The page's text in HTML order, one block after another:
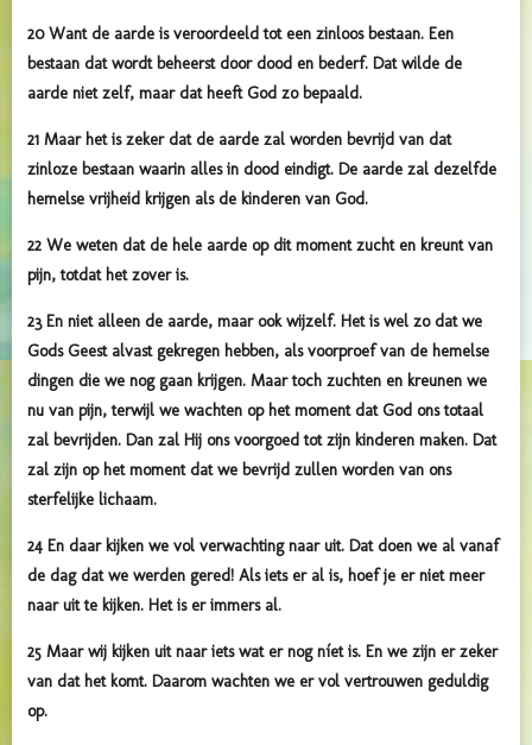
20 Want de aarde is veroordeeld tot een zinloos bestaan. Een
bestaan dat wordt beheerst door dood en bederf. Dat wilde de
aarde niet zelf, maar dat heeft God zo bepaald.
21 Maar het is zeker dat de aarde zal worden bevrijd van dat
zinloze bestaan waarin alles in dood eindigt. De aarde zal dezelfde
hemelse vrijheid krijgen als de kinderen van God.
22 We weten dat de hele aarde op dit moment zucht en kreunt van
pijn, totdat het zover is.
23 En niet alleen de aarde, maar ook wijzelf. Het is wel zo dat we
Gods Geest alvast gekregen hebben, als voorproef van de hemelse
dingen die we nog gaan krijgen. Maar toch zuchten en kreunen we
nu van pijn, terwijl we wachten op het moment dat God ons totaal
zal bevrijden. Dan zal Hij ons voorgoed tot zijn kinderen maken. Dat
zal zijn op het moment dat we bevrijd zullen worden van ons
sterfelijke lichaam.
24 En daar kijken we vol verwachting naar uit. Dat doen we al vanaf
de dag dat we werden gered! Als iets er al is, hoef je er niet meer
naar uit te kijken. Het is er immers al.
25 Maar wij kijken uit naar iets wat er nog níet is. En we zijn er zeker
van dat het komt. Daarom wachten we er vol vertrouwen geduldig
op.